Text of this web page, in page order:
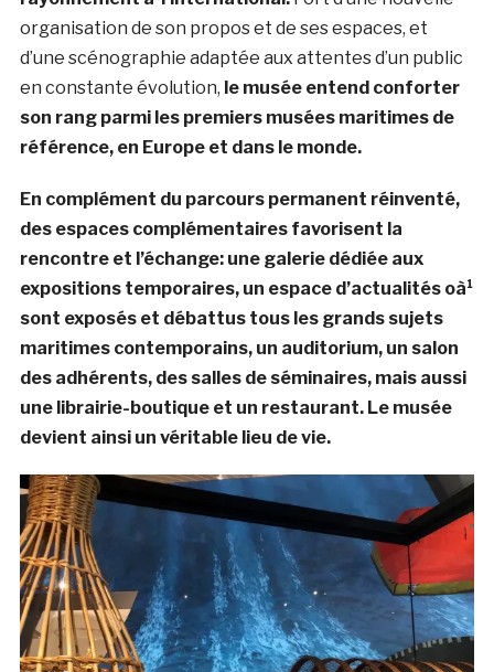
organisation de son propos et de ses espaces, et
d’une scénographie adaptée aux attentes d’un public
en constante évolution, le musée entend conforter
son rang parmi les premiers musées maritimes de
référence, en Europe et dans le monde.
En complément du parcours permanent réinventé,
des espaces complémentaires favorisent la
rencontre et l’échange: une galerie dédiée aux
expositions temporaires, un espace d’actualités oà¹
sont exposés et débattus tous les grands sujets
maritimes contemporains, un auditorium, un salon
des adhérents, des salles de séminaires, mais aussi
une librairie-boutique et un restaurant. Le musée
devient ainsi un véritable lieu de vie.